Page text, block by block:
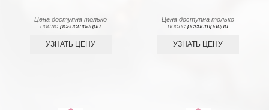
Цена доступна только
послерегистрации
УЗНАТЬ ЦЕНУ
Цена доступна только
послерегистрации
УЗНАТЬ ЦЕНУ